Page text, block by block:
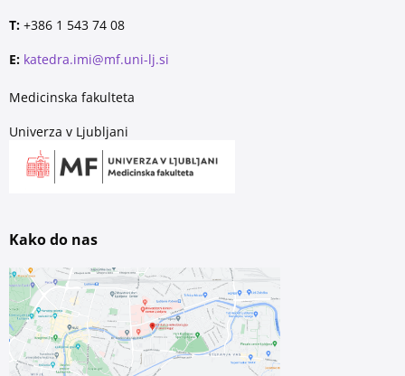
T: +386 1 543 74 08
E: katedra.imi@mf.uni-lj.si
Medicinska fakulteta
Univerza v Ljubljani
Kako do nas